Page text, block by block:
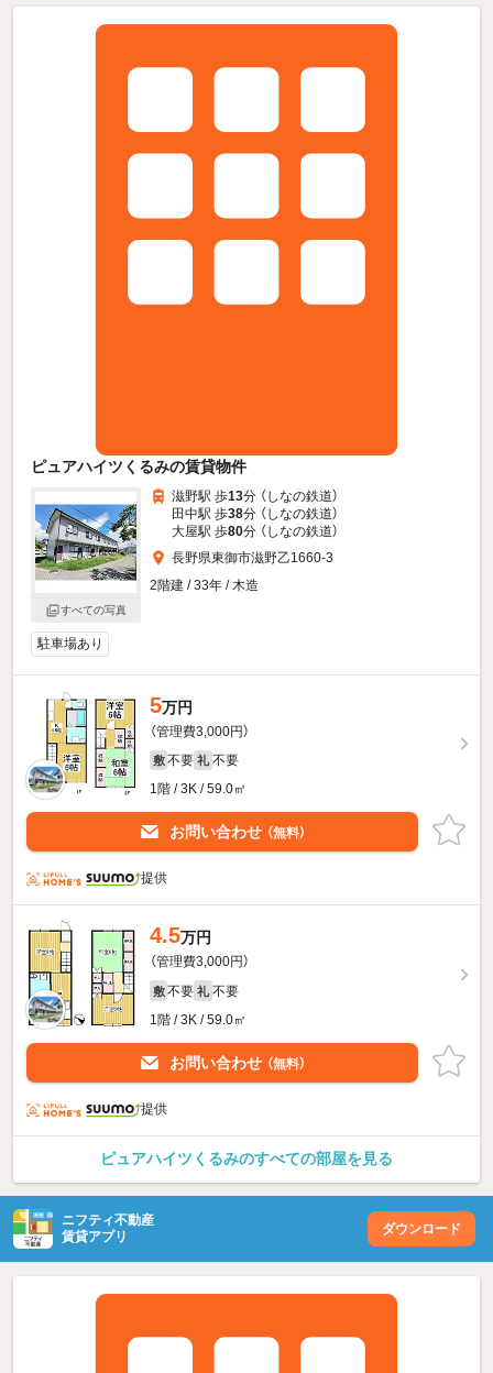
ピュアハイツくるみの賃貸物件
すべての写真
滋野駅 歩13分 （しなの鉄道）
田中駅 歩38分 （しなの鉄道）
大屋駅 歩80分 （しなの鉄道）
長野県東御市滋野乙1660-3
2階建 / 33年 / 木造
駐車場あり
5万円
（管理費3,000円）
敷 不要 礼 不要
1階 / 3K / 59.0㎡
お問い合わせ （無料）
提供
4.5万円
（管理費3,000円）
敷 不要 礼 不要
1階 / 3K / 59.0㎡
お問い合わせ （無料）
提供
ピュアハイツくるみのすべての部屋を見る
ニフティ不動産
賃貸アプリ
ダウンロード